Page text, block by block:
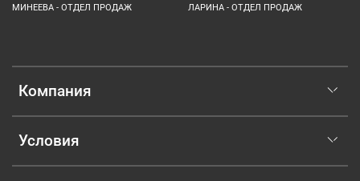
Компания
Условия
МИНЕЕВА - ОТДЕЛ ПРОДАЖ ЛАРИНА - ОТДЕЛ ПРОДАЖ